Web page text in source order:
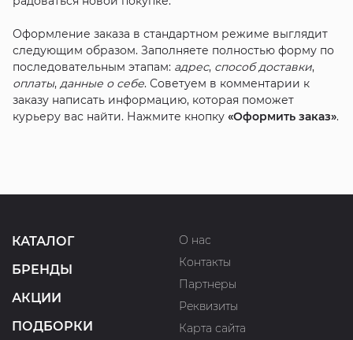
Оформление заказа в стандартном режиме выглядит
следующим образом. Заполняете полностью форму по
последовательным этапам: адрес, способ доставки,
оплаты, данные о себе. Советуем в комментарии к
заказу написать информацию, которая поможет
курьеру вас найти. Нажмите кнопку «Оформить заказ».
КАТАЛОГ
БРЕНДЫ
АКЦИИ
ПОДБОРКИ
О нас
Контакты
Партнеры
Реквизиты
Карта сайта